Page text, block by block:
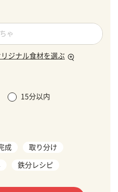
ジナル食材を選ぶ
15分以内
成 取り分け
鉄分レシピ